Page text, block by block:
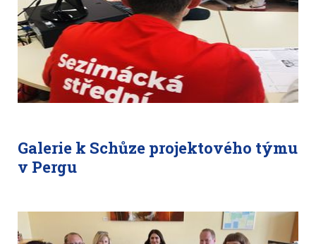
Galerie k Schůze projektového týmu
v Pergu